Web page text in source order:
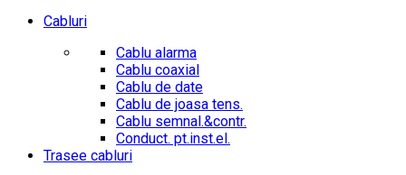
Cabluri
Cablu alarma
Cablu coaxial
Cablu de date
Cablu de joasa tens.
Cablu semnal.&contr.
Conduct. pt.inst.el.
Trasee cabluri